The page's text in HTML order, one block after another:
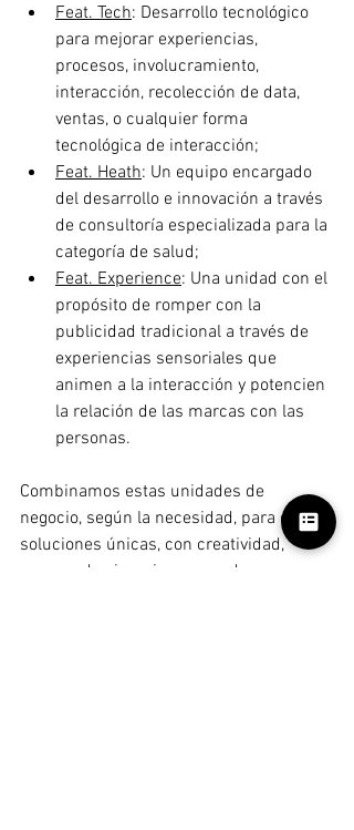
Feat. Tech: Desarrollo tecnológico
para mejorar experiencias,
procesos, involucramiento,
interacción, recolección de data,
ventas, o cualquier forma
tecnológica de interacción;
Feat. Heath: Un equipo encargado
del desarrollo e innovación a través
de consultoría especializada para la
categoría de salud;
Feat. Experience: Una unidad con el
propósito de romper con la
publicidad tradicional a través de
experiencias sensoriales que
animen a la interacción y potencien
la relación de las marcas con las
personas.
Combinamos estas unidades de
negocio, según la necesidad, para crear
soluciones únicas, con creatividad,
generando sinergia que produce un